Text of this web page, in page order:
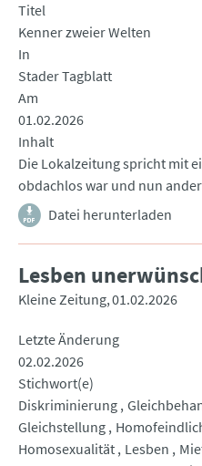
Titel
Kenner zweier Welten
In
Stader Tagblatt
Am
01.02.2026
Inhalt
Die Lokalzeitung spricht mit
obdachlos war und nun
Datei herunterladen
Lesben
Kleine Zeitung 01.02.2026
Letzte Änderung
02.02.2026
Stichwort(e)
Diskriminierung
Gleichstellung
Homosexualität Lesben